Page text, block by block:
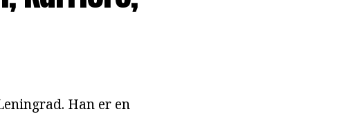
Han er en